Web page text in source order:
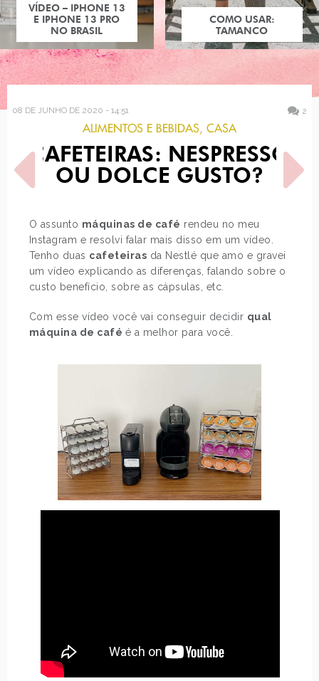
VÍDEO – IPHONE 13
E IPHONE 13 PRO
NO BRASIL
COMO USAR:
TAMANCO
08 DE JUNHO DE 2020 - 14:51 2
ALIMENTOS E BEBIDAS, CASA
CAFETEIRAS: NESPRESSO
OU DOLCE GUSTO?
O assunto máquinas de café rendeu no meu
Instagram e resolvi falar mais disso em um vídeo.
Tenho duas cafeteiras da Nestlé que amo e gravei
um vídeo explicando as diferenças, falando sobre o
custo benefício, sobre as cápsulas, etc.
Com esse vídeo você vai conseguir decidir qual
máquina de café é a melhor para você.
POST ANTERIOR
COMO USAR:
MONOCROMÁTICO
PRÓXIMO POST
TRANSFORMAÇÃO DO
QUARTO E HOME OFFICE